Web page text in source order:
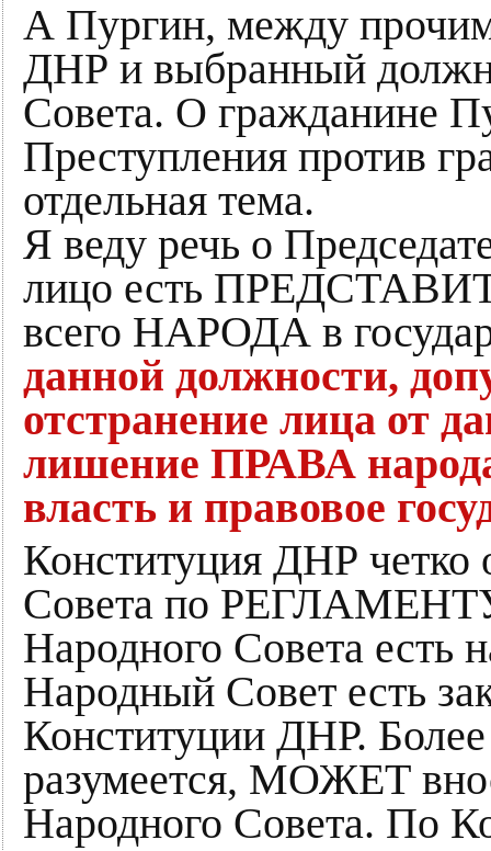
А Пургин, между
ДНР и выбранный
Совета. О гражданине
Преступления против
отдельная тема.
Я веду речь о
лицо есть
всего НАРОДА в
данной должности,
отстранение лица от
лишение ПРАВА
власть и правовое
Конституция ДНР четко
Совета по
Народного Совета есть
Народный Совет есть
Конституции ДНР.
разумеется, МОЖЕТ
Народного Совета. По